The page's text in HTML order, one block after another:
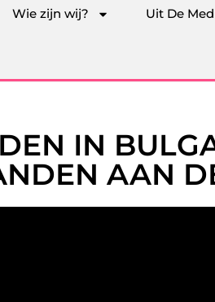
Wie zijn wij? Uit De
IN
AAN